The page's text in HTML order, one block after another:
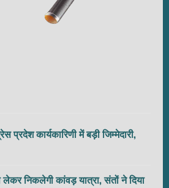
प्रदेश कार्यकारिणी में बड़ी जिम्मेदारी,
निकलेगी कांवड़ यात्रा, संतों ने दिया